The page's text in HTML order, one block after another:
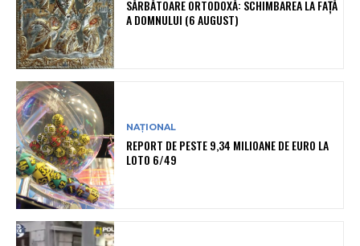
SĂRBĂTOARE ORTODOXĂ: SCHIMBAREA LA FAȚĂ
A DOMNULUI (6 AUGUST)
NAȚIONAL
REPORT DE PESTE 9,34 MILIOANE DE EURO LA
LOTO 6/49